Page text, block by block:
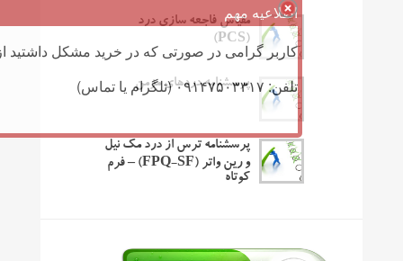
مقیاس فاجعه سازی درد
(PCS)
پرسشنامه دردهای مزمن
پرسشنامه ترس از درد مک نیل
و رین واتر (FPQ-SF) – فرم
کوتاه
اطلاعیه مهم
کاربر گرامی در صورتی که در خرید مشکل داشتید
تلفن: ۰۹۱۴۷۵۰۳۳۱۷ (تلگرام یا تماس)